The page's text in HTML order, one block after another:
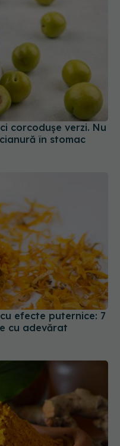
corcodușe verzi. Nu
în stomac
efecte puternice: 7
cu adevărat